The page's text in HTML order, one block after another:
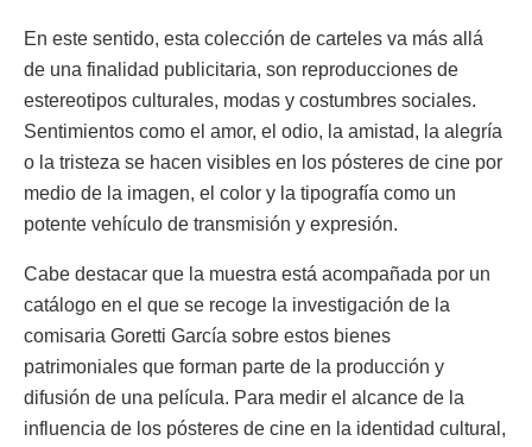
En este sentido, esta colección de carteles va más allá
de una finalidad publicitaria, son reproducciones de
estereotipos culturales, modas y costumbres sociales.
Sentimientos como el amor, el odio, la amistad, la alegría
o la tristeza se hacen visibles en los pósteres de cine por
medio de la imagen, el color y la tipografía como un
potente vehículo de transmisión y expresión.
Cabe destacar que la muestra está acompañada por un
catálogo en el que se recoge la investigación de la
comisaria Goretti García sobre estos bienes
patrimoniales que forman parte de la producción y
difusión de una película. Para medir el alcance de la
influencia de los pósteres de cine en la identidad cultural,